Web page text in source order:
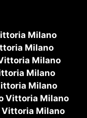
Milano
Milano
Milano
Milano
Milano
Vittoria Milano
Vittoria Milano